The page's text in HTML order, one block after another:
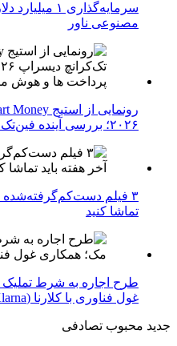
سرمایه‌گذاری
مصنوعی ناور
۲۰۲۶؛ بررسی آینده فین‌تک، پرداخت‌ ها و هوش مصنوعی
۳ فیلم دست‌کم‌گرفته‌شده
تماشا کنید
طرح اجاره به شرط تملیک
غول فناوری با کلارنا (Klarna)
جدید محبوب تصادفی